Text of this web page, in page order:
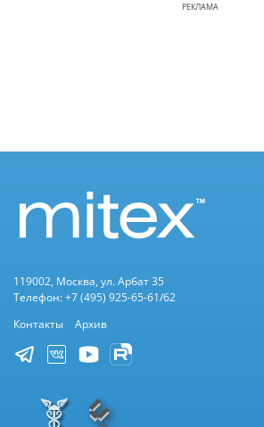
РЕКЛАМА
119002, Москва, ул. Арбат 35
Телефон: +7 (495) 925-65-61/62
Контакты
Архив